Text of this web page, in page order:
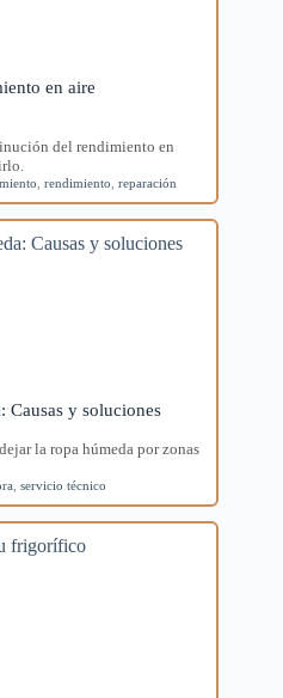
en aire
del rendimiento en
rendimiento reparación
Causas y soluciones
la ropa húmeda por zonas
servicio técnico